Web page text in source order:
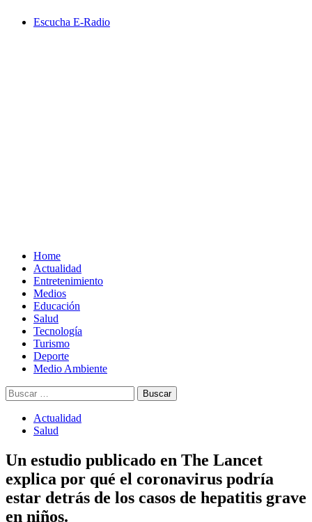
Escucha E-Radio
Home
Actualidad
Entretenimiento
Medios
Educación
Salud
Tecnología
Turismo
Deporte
Medio Ambiente
Buscar:
Actualidad
Salud
Un estudio publicado en The Lancet
explica por qué el coronavirus podría
estar detrás de los casos de hepatitis grave
en niños.